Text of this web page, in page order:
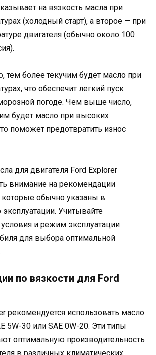
на вязкость масла при
(холодный старт), а второе — при
двигателя (обычно около 100
тем более текучим будет масло при
что обеспечит легкий пуск
погоде. Чем выше число,
будет масло при высоких
поможет предотвратить износ
для двигателя Ford Explorer
внимание на рекомендации
которые обычно указаны в
Учитывайте
и режим эксплуатации
для выбора оптимальной
по вязкости для Ford
рекомендуется использовать масло
5W-30 или SAE 0W-20. Эти типы
оптимальную производительность